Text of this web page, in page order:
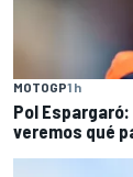
MOTOGP1 h
Pol
veremos qué